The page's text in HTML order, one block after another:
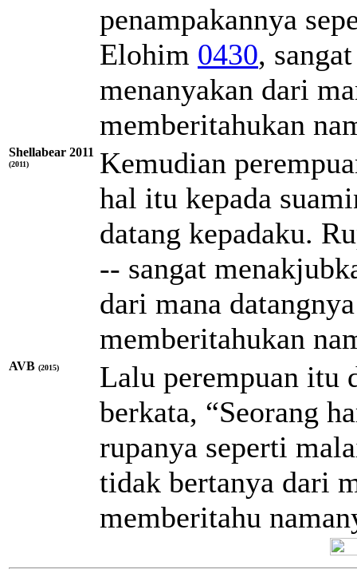
penampakannya
Elohim 0430,
menanyakan dari
memberitahukan
Shellabear 2011
(2011)
Kemudian
hal itu kepada
datang kepadaku.
-- sangat
dari mana
memberitahukan
AVB (2015)
Lalu perempuan itu
berkata, “Seorang
rupanya seperti
tidak bertanya dari
memberitahu